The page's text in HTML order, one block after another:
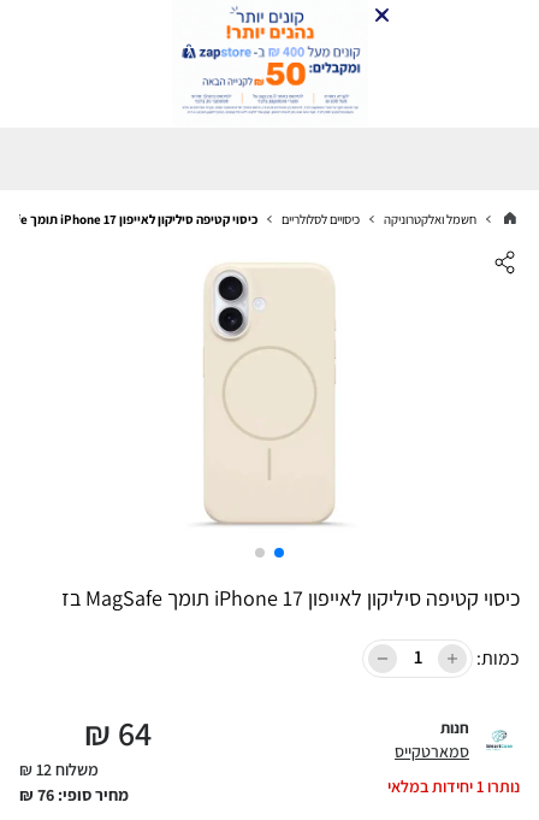
חשמל ואלקטרוניקה כיסויים לסלולריים כיסוי קטיפה סיליקון לאייפון iPhone 17 תומך MagSafe בז
כיסוי קטיפה סיליקון לאייפון iPhone 17 תומך MagSafe בז
כמות:
חנות
סמארטקייס
נותרו1יחידות במלאי
64
₪
משלוח 12 ₪
מחיר סופי: 76
₪